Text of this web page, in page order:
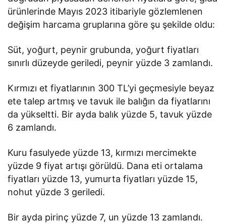
ürünlerinde Mayıs 2023 itibariyle gözlemlenen
değişim harcama gruplarına göre şu şekilde oldu:
Süt, yoğurt, peynir grubunda, yoğurt fiyatları
sınırlı düzeyde geriledi, peynir yüzde 3 zamlandı.
Kırmızı et fiyatlarının 300 TL’yi geçmesiyle beyaz
ete talep artmış ve tavuk ile balığın da fiyatlarını
da yükseltti. Bir ayda balık yüzde 5, tavuk yüzde
6 zamlandı.
Kuru fasulyede yüzde 13, kırmızı mercimekte
yüzde 9 fiyat artışı görüldü. Dana eti ortalama
fiyatları yüzde 13, yumurta fiyatları yüzde 15,
nohut yüzde 3 geriledi.
Bir ayda pirinç yüzde 7, un yüzde 13 zamlandı.